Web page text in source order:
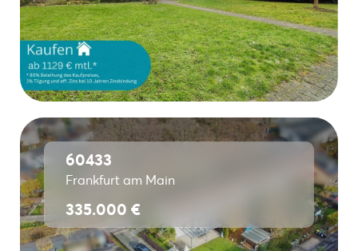
60433
Frankfurt am Main
335.000 €